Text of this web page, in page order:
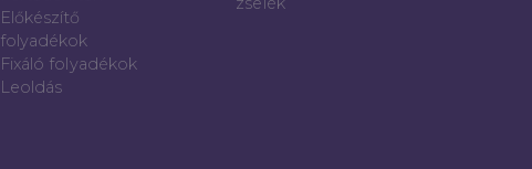
Előkészítő
folyadékok
Fixáló folyadékok
Leoldás